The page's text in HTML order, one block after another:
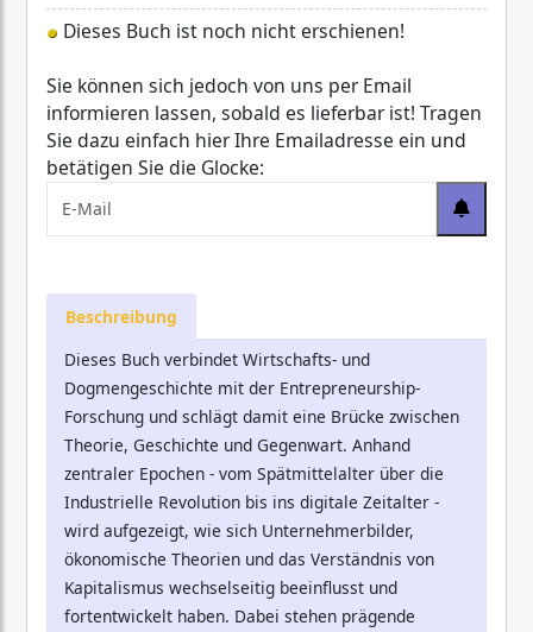
Dieses Buch ist noch nicht erschienen!
Sie können sich jedoch von uns per Email
informieren lassen, sobald es lieferbar ist! Tragen
Sie dazu einfach hier Ihre Emailadresse ein und
betätigen Sie die Glocke:
Beschreibung
Dieses Buch verbindet Wirtschafts- und
Dogmengeschichte mit der Entrepreneurship-
Forschung und schlägt damit eine Brücke zwischen
Theorie, Geschichte und Gegenwart. Anhand
zentraler Epochen - vom Spätmittelalter über die
Industrielle Revolution bis ins digitale Zeitalter -
wird aufgezeigt, wie sich Unternehmerbilder,
ökonomische Theorien und das Verständnis von
Kapitalismus wechselseitig beeinflusst und
fortentwickelt haben. Dabei stehen prägende